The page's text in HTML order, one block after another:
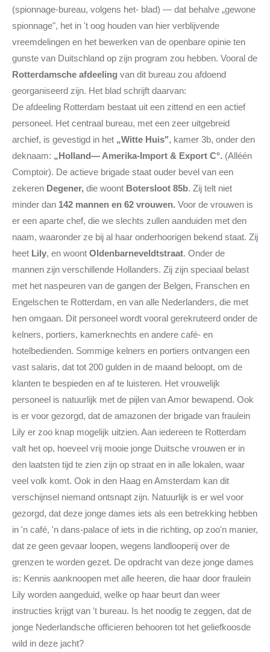
(spionnage-bureau, volgens het- blad) — dat behalve „gewone
spionnage", het in 't oog houden van hier verblijvende
vreemdelingen en het bewerken van de openbare opinie ten
gunste van Duitschland op zijn program zou hebben. Vooral de
Rotterdamsche afdeeling van dit bureau zou afdoend
georganiseerd zijn. Het blad schrijft daarvan:
De afdeeling Rotterdam bestaat uit een zittend en een actief
personeel. Het centraal bureau, met een zeer uitgebreid
archief, is gevestigd in het „Witte Huis", kamer 3b, onder den
deknaam: „Holland— Amerika-Import & Export C°. (Alléén
Comptoir). De actieve brigade staat ouder bevel van een
zekeren Degener, die woont Botersloot 85b. Zij telt niet
minder dan 142 mannen en 62 vrouwen. Voor de vrouwen is
er een aparte chef, die we slechts zullen aanduiden met den
naam, waaronder ze bij al haar onderhoorigen bekend staat. Zij
heet Lily, en woont Oldenbarneveldtstraat. Onder de
mannen zijn verschillende Hollanders. Zij zijn speciaal belast
met het naspeuren van de gangen der Belgen, Franschen en
Engelschen te Rotterdam, en van alle Nederlanders, die met
hen omgaan. Dit personeel wordt vooral gerekruteerd onder de
kelners, portiers, kamerknechts en andere café- en
hotelbedienden. Sommige kelners en portiers ontvangen een
vast salaris, dat tot 200 gulden in de maand beloopt, om de
klanten te bespieden en af te luisteren. Het vrouwelijk
personeel is natuurlijk met de pijlen van Amor bewapend. Ook
is er voor gezorgd, dat de amazonen der brigade van fraulein
Lily er zoo knap mogelijk uitzien. Aan iedereen te Rotterdam
valt het op, hoeveel vrij mooie jonge Duitsche vrouwen er in
den laatsten tijd te zien zijn op straat en in alle lokalen, waar
veel volk komt. Ook in den Haag en Amsterdam kan dit
verschijnsel niemand ontsnapt zijn. Natuurlijk is er wel voor
gezorgd, dat deze jonge dames iets als een betrekking hebben
in 'n café, 'n dans-palace of iets in die richting, op zoo'n manier,
dat ze geen gevaar loopen, wegens landlooperij over de
grenzen te worden gezet. De opdracht van deze jonge dames
is: Kennis aanknoopen met alle heeren, die haar door fraulein
Lily worden aangeduid, welke op haar beurt dan weer
instructies krijgt van 't bureau. Is het noodig te zeggen, dat de
jonge Nederlandsche officieren behooren tot het geliefkoosde
wild in deze jacht?